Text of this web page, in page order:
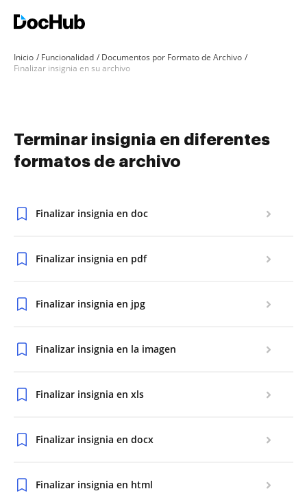
Inicio Funcionalidad
Documentos por Formato de Archivo
Finalizar insignia en su archivo
Terminar insignia en diferentes
formatos de archivo
Finalizar insignia en doc
Finalizar insignia en pdf
Finalizar insignia en jpg
Finalizar insignia en la imagen
Finalizar insignia en xls
Finalizar insignia en docx
Finalizar insignia en html